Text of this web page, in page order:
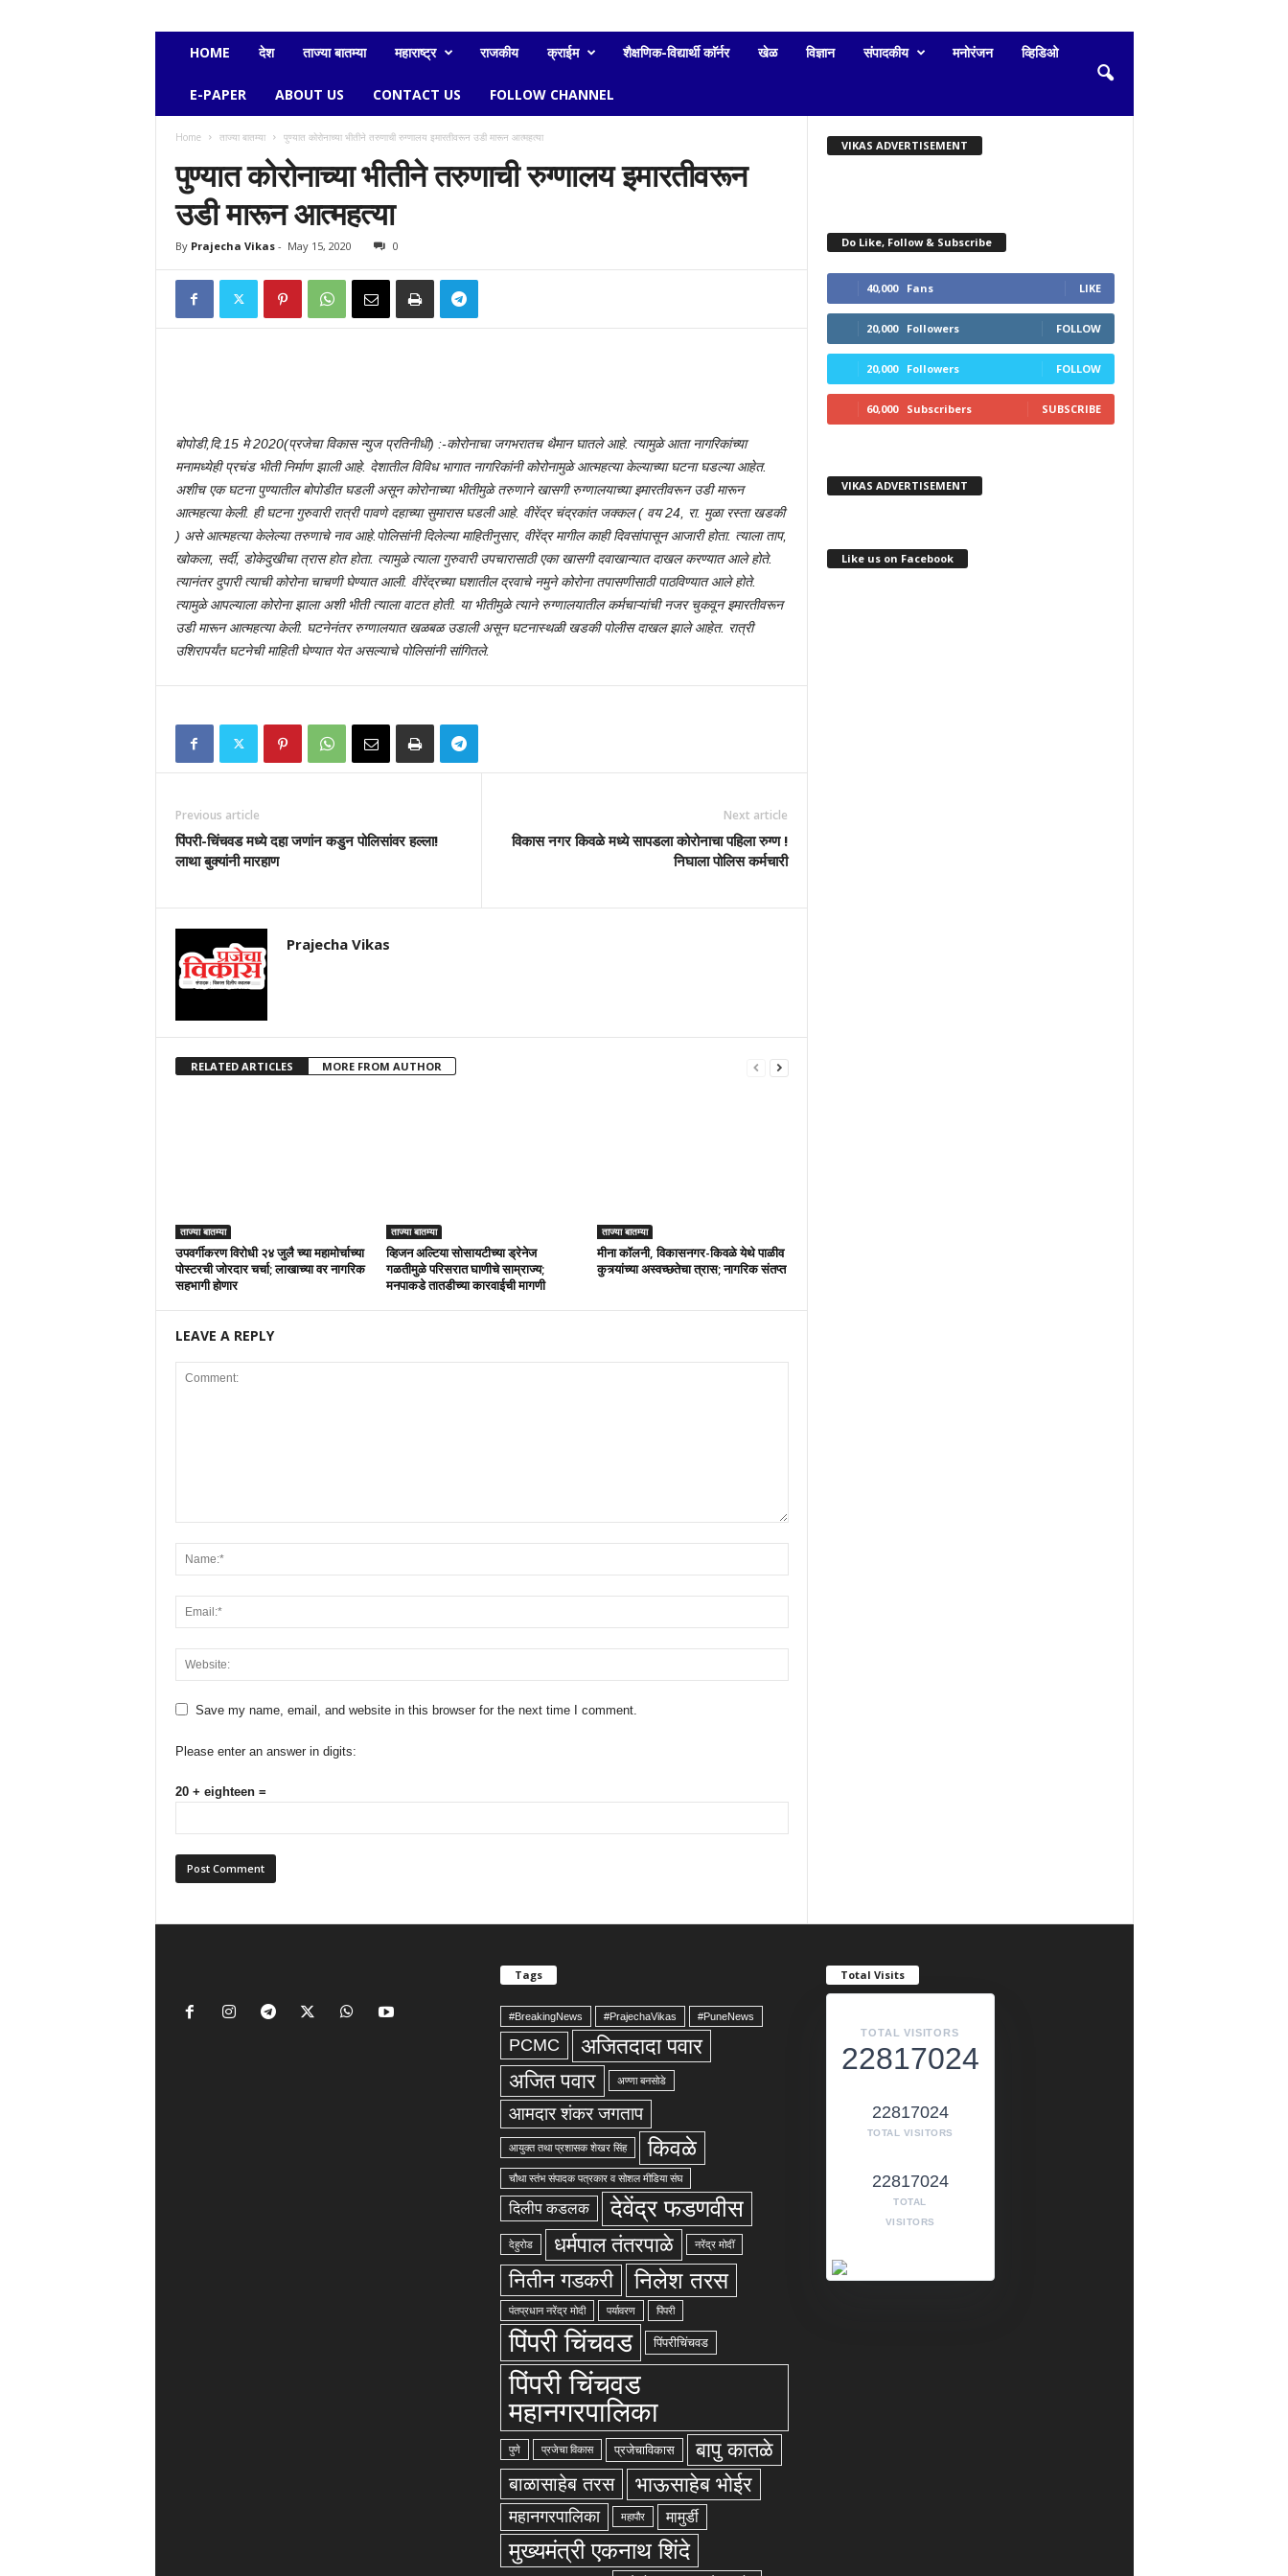
HOME देश ताज्या बातम्या महाराष्ट्र राजकीय क्राईम शैक्षणिक-विद्यार्थी काॅर्नर खेळ विज्ञान संपादकीय मनोरंजन व्हिडिओ
E-PAPER ABOUT US CONTACT US FOLLOW CHANNEL
Home ताज्या बातम्या पुण्यात कोरोनाच्या भीतीने तरुणाची रुग्णालय इमारतीवरून उडी मारून आत्महत्या
पुण्यात कोरोनाच्या भीतीने तरुणाची रुग्णालय इमारतीवरून
उडी मारून आत्महत्या
By Prajecha Vikas- May 15, 2020 0
बोपोडी,दि.15 मे 2020(प्रजेचा विकास न्युज प्रतिनीधी) :-कोरोनाचा जगभरातच थैमान घातले आहे. त्यामुळे आता नागरिकांच्या
मनामध्येही प्रचंड भीती निर्माण झाली आहे. देशातील विविध भागात नागरिकांनी कोरोनामुळे आत्महत्या केल्याच्या घटना घडल्या आहेत.
अशीच एक घटना पुण्यातील बोपोडीत घडली असून कोरोनाच्या भीतीमुळे तरुणाने खासगी रुग्णालयाच्या इमारतीवरून उडी मारून
आत्महत्या केली. ही घटना गुरुवारी रात्री पावणे दहाच्या सुमारास घडली आहे. वीरेंद्र चंद्रकांत जक्कल ( वय 24, रा. मुळा रस्ता खडकी
) असे आत्महत्या केलेल्या तरुणाचे नाव आहे.पोलिसांनी दिलेल्या माहितीनुसार, वीरेंद्र मागील काही दिवसांपासून आजारी होता. त्याला ताप,
खोकला, सर्दी, डोकेदुखीचा त्रास होत होता. त्यामुळे त्याला गुरुवारी उपचारासाठी एका खासगी दवाखान्यात दाखल करण्यात आले होते.
त्यानंतर दुपारी त्याची कोरोना चाचणी घेण्यात आली. वीरेंद्रच्या घशातील द्रवाचे नमुने कोरोना तपासणीसाठी पाठविण्यात आले होते.
त्यामुळे आपल्याला कोरोना झाला अशी भीती त्याला वाटत होती. या भीतीमुळे त्याने रुग्णालयातील कर्मचाऱ्यांची नजर चुकवून इमारतीवरून
उडी मारून आत्महत्या केली. घटनेनंतर रुग्णालयात खळबळ उडाली असून घटनास्थळी खडकी पोलीस दाखल झाले आहेत. रात्री
उशिरापर्यंत घटनेची माहिती घेण्यात येत असल्याचे पोलिसांनी सांगितले.
Previous article
पिंपरी-चिंचवड मध्ये दहा जणांन कडुन पोलिसांवर हल्ला!
लाथा बुक्यांनी मारहाण
Next article
विकास नगर किवळे मध्ये सापडला कोरोनाचा पहिला रुग्ण !
निघाला पोलिस कर्मचारी
Prajecha Vikas
RELATED ARTICLES MORE FROM AUTHOR
ताज्या बातम्या
उपवर्गीकरण विरोधी २४ जुलै च्या महामोर्चाच्या
पोस्टरची जोरदार चर्चा; लाखाच्या वर नागरिक
सहभागी होणार
ताज्या बातम्या
व्हिजन अल्टिया सोसायटीच्या ड्रेनेज
गळतीमुळे परिसरात घाणीचे साम्राज्य;
मनपाकडे तातडीच्या कारवाईची मागणी
ताज्या बातम्या
मीना कॉलनी, विकासनगर-किवळे येथे पाळीव
कुत्र्यांच्या अस्वच्छतेचा त्रास; नागरिक संतप्त
LEAVE A REPLY
Save my name, email, and website in this browser for the next time I comment.
Please enter an answer in digits:
20 + eighteen =
VIKAS ADVERTISEMENT
Do Like, Follow & Subscribe
40,000 Fans LIKE
20,000 Followers FOLLOW
20,000 Followers FOLLOW
60,000 Subscribers SUBSCRIBE
VIKAS ADVERTISEMENT
Like us on Facebook
Tags
#BreakingNews #PrajechaVikas #PuneNews
PCMC अजितदादा पवार
अजित पवार अण्णा बनसोडे
आमदार शंकर जगताप
आयुक्त तथा प्रशासक शेखर सिंह किवळे
चौथा स्तंभ संपादक पत्रकार व सोशल मीडिया संघ
दिलीप कडलक देवेंद्र फडणवीस
देहुरोड धर्मपाल तंतरपाळे नरेंद्र मोदीं
नितीन गडकरी निलेश तरस
पंतप्रधान नरेंद्र मोदी पर्यावरण पिंपरी
पिंपरी चिंचवड पिंपरीचिंचवड
पिंपरी चिंचवड
महानगरपालिका
पुणे प्रजेचा विकास प्रजेचाविकास बापु कातळे
बाळासाहेब तरस भाऊसाहेब भोईर
महानगरपालिका महापौर मामुर्डी
मुख्यमंत्री एकनाथ शिंदे
Total Visits
TOTAL VISITORS
22817024
22817024
TOTAL VISITORS
22817024
TOTAL
VISITORS